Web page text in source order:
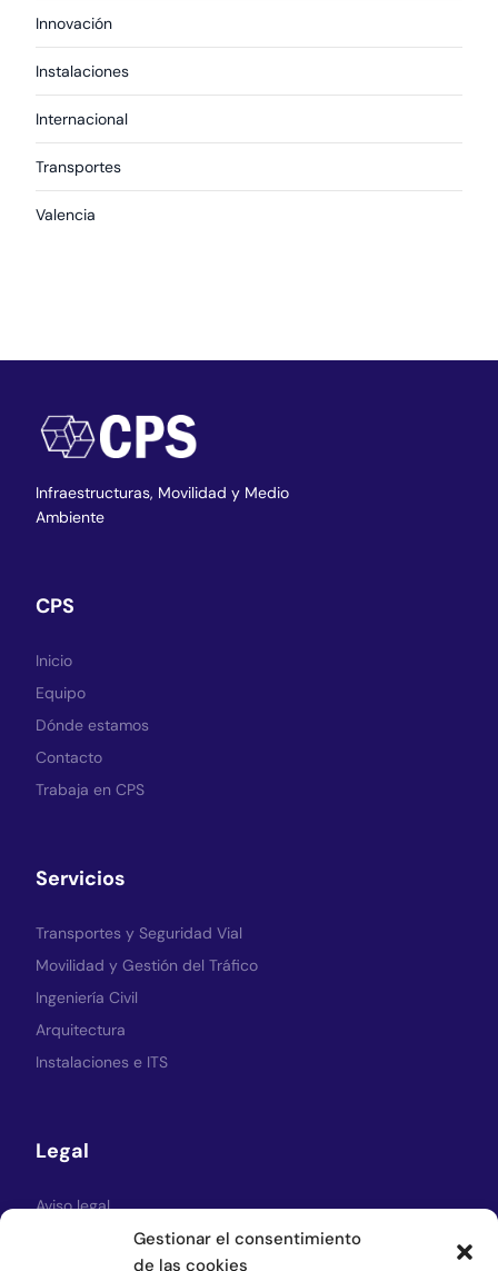
Gestionar el consentimiento
de las cookies
Innovación
Instalaciones
Internacional
Transportes
Valencia
Infraestructuras, Movilidad y Medio
Ambiente
CPS
Inicio
Equipo
Dónde estamos
Contacto
Trabaja en CPS
Servicios
Transportes y Seguridad Vial
Movilidad y Gestión del Tráfico
Ingeniería Civil
Arquitectura
Instalaciones e ITS
Legal
Aviso legal
Política de Privacidad